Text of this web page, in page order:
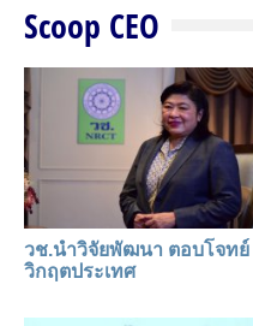
Scoop CEO
วช.นำวิจัยพัฒนา ตอบโจทย์
วิกฤตประเทศ